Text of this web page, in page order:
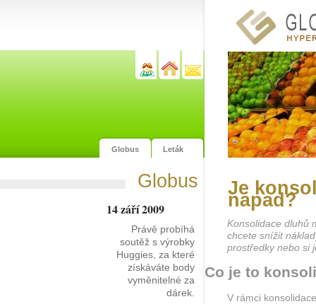
Globus Leták
Globus
14 září 2009
Právě probíhá
soutěž s výrobky
Huggies, za které
získáváte body
vyměnitelné za
dárek.
Je
nápad?
Konsolidace dluhů
chcete snížit
prostředky nebo si
Co je to
V rámci